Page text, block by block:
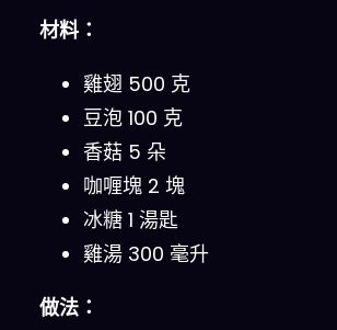
材料：
雞翅 500 克
豆泡 100 克
香菇 5 朵
咖喱塊 2 塊
冰糖 1 湯匙
雞湯 300 毫升
做法：